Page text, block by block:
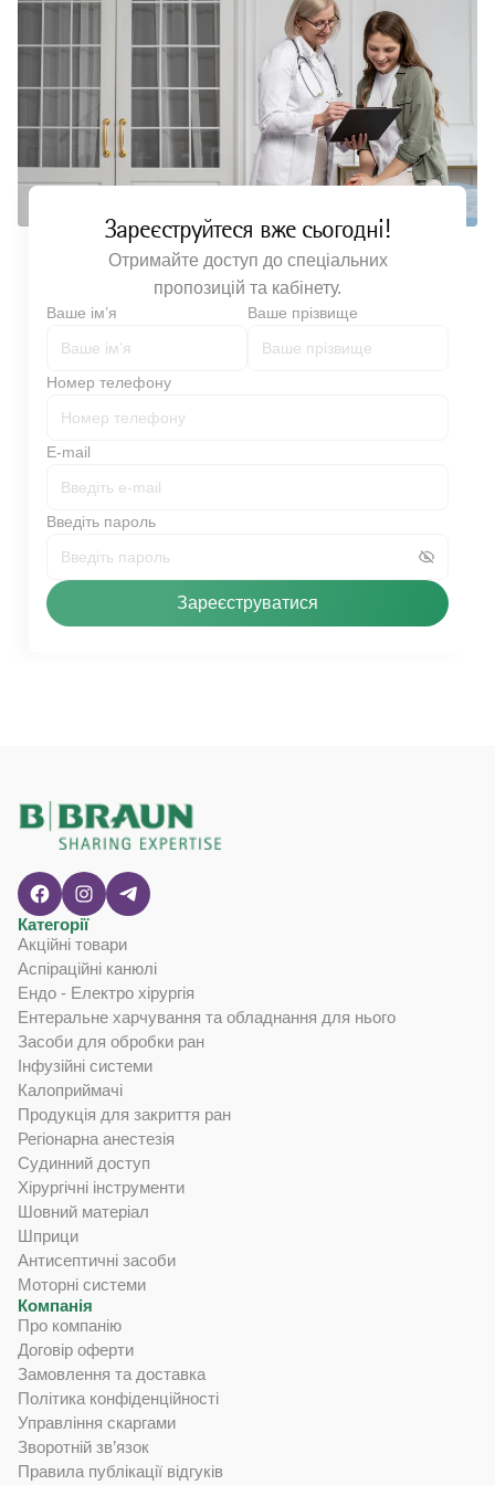
Зареєструйтеся вже сьогодні!
Отримайте доступ до спеціальних
пропозицій та кабінету.
Ваше імʼя Ваше прізвище
Номер телефону
E-mail
Введіть пароль
Зареєструватися
Категорії
Акційні товари
Аспіраційні канюлі
Ендо - Електро хірургія
Ентеральне харчування та обладнання для нього
Засоби для обробки ран
Інфузійні системи
Калоприймачі
Продукція для закриття ран
Регіонарна анестезія
Судинний доступ
Хірургічні інструменти
Шовний матеріал
Шприци
Антисептичні засоби
Моторні системи
Компанія
Про компанію
Договір оферти
Замовлення та доставка
Політика конфіденційності
Управління скаргами
Зворотній зв’язок
Правила публікації відгуків